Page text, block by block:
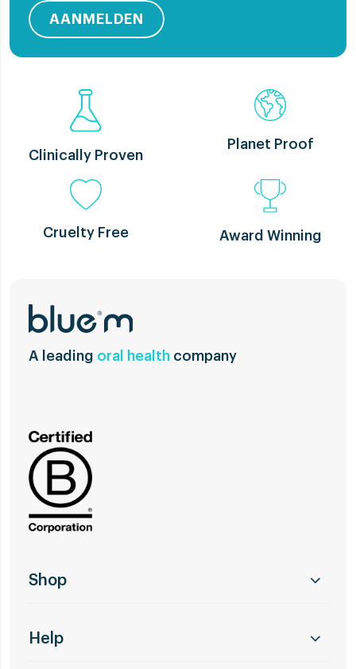
AANMELDEN
Clinically Proven
Planet Proof
Cruelty Free Award Winning
A leading oral health company
Shop
Help